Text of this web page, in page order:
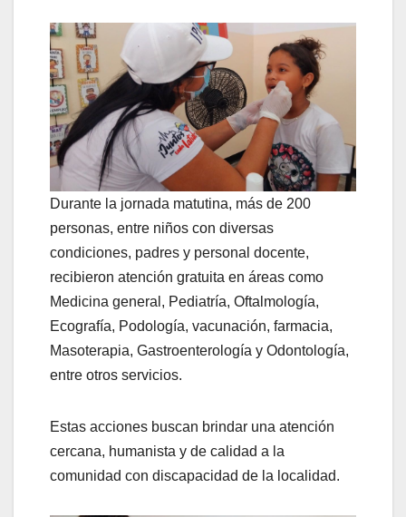
Durante la jornada matutina, más de 200
personas, entre niños con diversas
condiciones, padres y personal docente,
recibieron atención gratuita en áreas como
Medicina general, Pediatría, Oftalmología,
Ecografía, Podología, vacunación, farmacia,
Masoterapia, Gastroenterología y Odontología,
entre otros servicios.
Estas acciones buscan brindar una atención
cercana, humanista y de calidad a la
comunidad con discapacidad de la localidad.